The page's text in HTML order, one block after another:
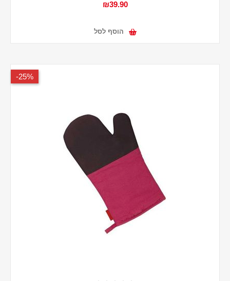
₪39.90
הוסף לסל
25%-